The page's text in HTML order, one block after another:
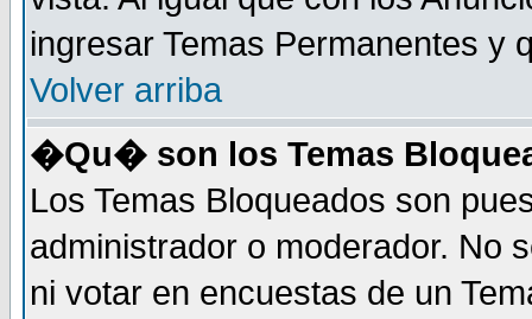
ingresar Temas Permanentes y
Volver arriba
�Qu� son los Temas
Los Temas Bloqueados son
administrador o moderador. No
ni votar en encuestas de un